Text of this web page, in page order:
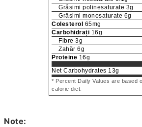
Grăsimi polinesaturate 3g
Grăsimi monosaturate 6g
Colesterol 65mg
Carbohidrați 16g
Fibre 3g
Zahăr 6g
Proteine 16g
Net Carbohydrates 13g
* Percent Daily Values are based
calorie diet.
Note: